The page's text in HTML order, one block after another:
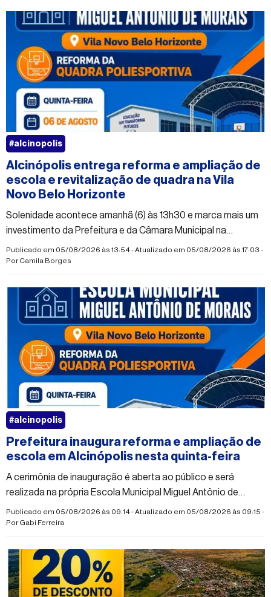
Alcinópolis entrega reforma e ampliação de
escola e revitalização de quadra na Vila
Novo Belo Horizonte
Solenidade acontece amanhã (6) às 13h30 e marca mais um
investimento da Prefeitura e da Câmara Municipal na
infraestrutura da educação do município
Publicado em 05/08/2026 às 13:54 - Atualizado em 05/08/2026 às 17:03 -
PorCamila Borges
#alcinopolis
Prefeitura inaugura reforma e ampliação de
escola em Alcinópolis nesta quinta-feira
A cerimônia de inauguração é aberta ao público e será
realizada na própria Escola Municipal Miguel Antônio de
Morais
Publicado em 05/08/2026 às 09:14 - Atualizado em 05/08/2026 às 09:15 -
PorGabi Ferreira
#alcinopolis